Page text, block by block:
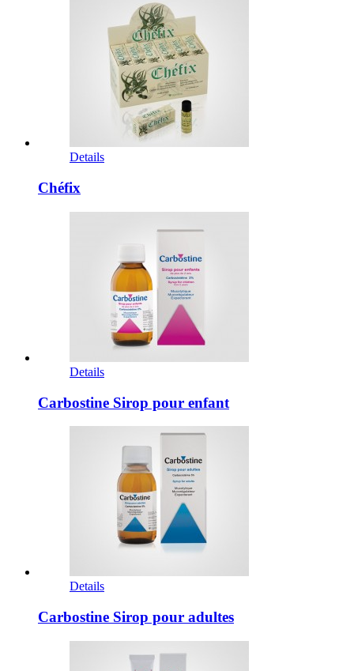
Details
Chéfix
Details
Carbostine Sirop pour enfant
Details
Carbostine Sirop pour adultes